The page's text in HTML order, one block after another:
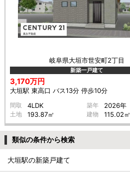
岐阜県大垣市世安町2丁目
新築一戸建て
3,170万円
大垣駅 東高口 バス13分 停歩10分
間取 4LDK 築年 2026年
土地 193.87㎡ 建物 115.02㎡
類似の条件から検索
大垣駅の新築戸建て